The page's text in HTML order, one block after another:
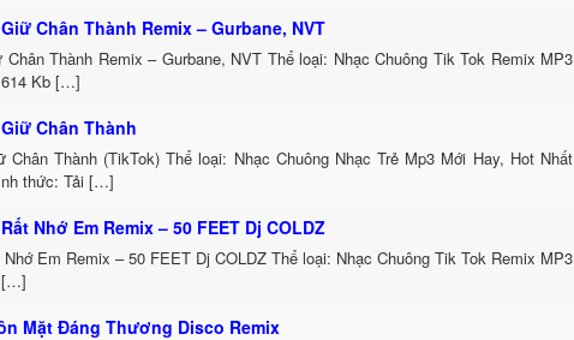
Chân Thành Remix – Gurbane, NVT
Chân Thành Remix – Gurbane, NVT Thể loại: Nhạc Chuông Tik Tok Remix MP3
Kb […]
Chân Thành
Chân Thành (TikTok) Thể loại: Nhạc Chuông Nhạc Trẻ Mp3 Mới Hay, Hot Nhất
thức: Tải […]
Nhớ Em Remix – 50 FEET Dj COLDZ
Em Remix – 50 FEET Dj COLDZ Thể loại: Nhạc Chuông Tik Tok Remix MP3
[…]
Mặt Đáng Thương Disco Remix